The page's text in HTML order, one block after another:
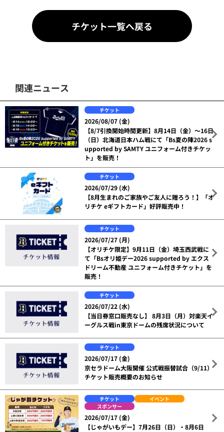
チケット一覧へ戻る
関連ニュース
チケット
2026/08/07 (金)
【8/7引換開始時間更新】8月14日（金）～16日
（日）北海道日本ハム戦にて「Bs夏の陣2026 s
upported by SAMTY ユニフォーム付きチケッ
ト」を販売！
チケット
2026/07/29 (水)
【8月生まれのご家族やご友人に贈ろう！】「オ
リチケ eギフトカード」好評販売中！
チケット
2026/07/27 (月)
【オリチケ限定】9月11日（金）埼玉西武戦に
て「Bsオリ姫デー2026 supported by エクス
ドリーム不動産 ユニフォーム付きチケット」を
販売！
チケット
2026/07/22 (水)
【当日券窓口販売なし】 8月3日（月）対楽天イ
ーグルス戦in東京ドームの残席状況について
チケット
2026/07/17 (金)
京セラドーム大阪開催 公式戦振替試合（9/11）
チケット販売概要のお知らせ
チケット
イベント
スポンサー
2026/07/17 (金)
【じゃがいもデー】7月26日（日）・8月6日